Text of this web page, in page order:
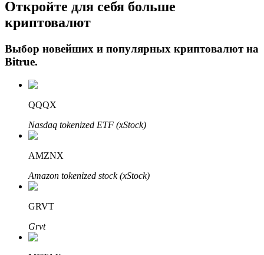
Получите долгосрочную прибыль и гибкие проценты
Откройте для себя больше
криптовалют
Выбор новейших и популярных криптовалют на
Bitrue.
QQQX
Nasdaq tokenized ETF (xStock)
AMZNX
Amazon tokenized stock (xStock)
GRVT
Grvt